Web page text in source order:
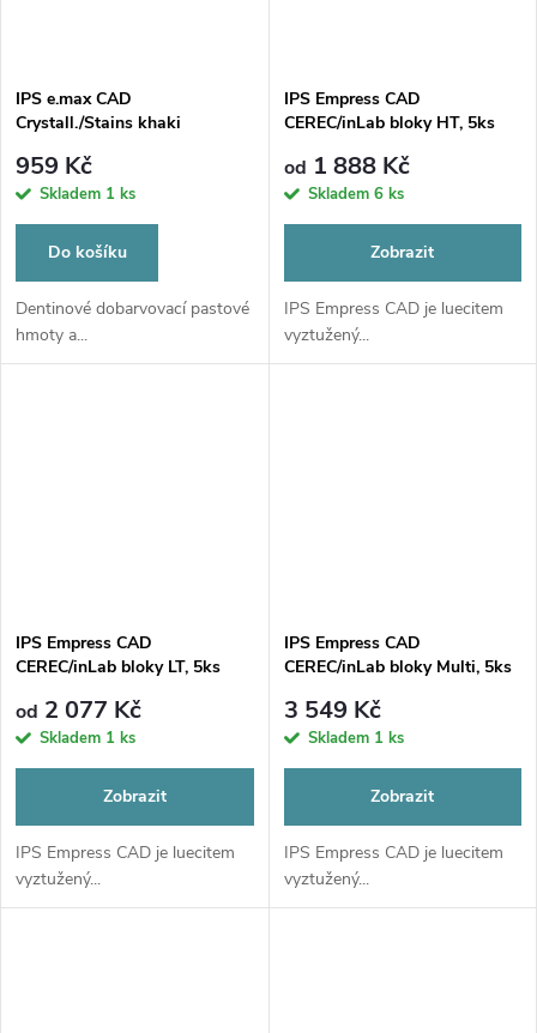
IPS e.max CAD
Crystall./Stains khaki
959 Kč
Skladem 1 ks
Do košíku
Dentinové dobarvovací pastové
hmoty a...
IPS Empress CAD
CEREC/inLab bloky HT, 5ks
od 1 888 Kč
Skladem 6 ks
Zobrazit
IPS Empress CAD je luecitem
vyztužený...
IPS Empress CAD
CEREC/inLab bloky LT, 5ks
od 2 077 Kč
Skladem 1 ks
Zobrazit
IPS Empress CAD je luecitem
vyztužený...
IPS Empress CAD
CEREC/inLab bloky Multi, 5ks
3 549 Kč
Skladem 1 ks
Zobrazit
IPS Empress CAD je luecitem
vyztužený...